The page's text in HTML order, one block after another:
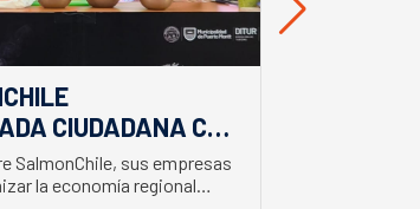
CIUDADANA CON
DE ECONOMÍA
SalmonChile, sus empresas
la economía regional